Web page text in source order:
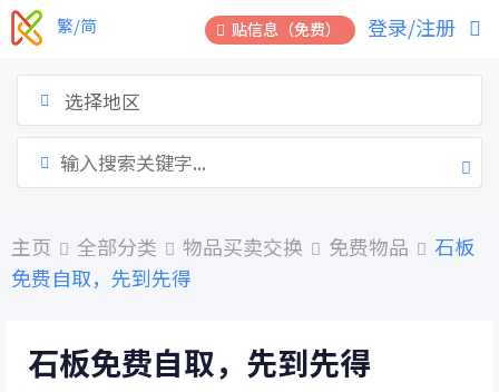
跳
到
贴信息（免费） 登录/注册
繁/简
选择地区
主页 全部分类 物品买卖交换 免费物品
石板
免费自取，先到先得
石板免费自取，先到先得